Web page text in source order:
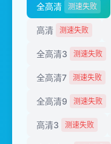
全高清 测速失败
高清 测速失败
全高清3 测速失败
全高清7 测速失败
全高清9 测速失败
高清3 测速失败